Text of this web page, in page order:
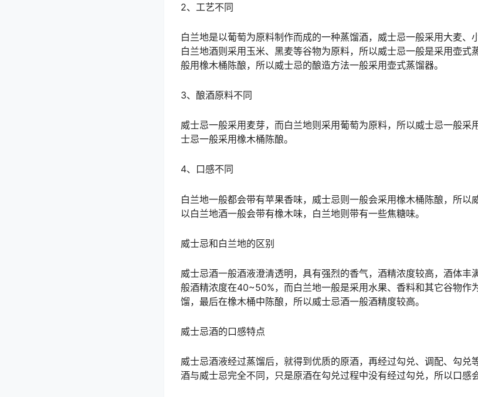
2、工艺不同
白兰地是以葡萄为原料制作而成的一种蒸馏酒，威士忌一般采用大麦、
白兰地酒则采用玉米、黑麦等谷物为原料，所以威士忌一般是采用壶式
般用橡木桶陈酿，所以威士忌的酿造方法一般采用壶式蒸馏器。
3、酿酒原料不同
威士忌一般采用麦芽，而白兰地则采用葡萄为原料，所以威士忌一般采
士忌一般采用橡木桶陈酿。
4、口感不同
白兰地一般都会带有苹果香味，威士忌则一般会采用橡木桶陈酿，所以
以白兰地酒一般会带有橡木味，白兰地则带有一些焦糖味。
威士忌和白兰地的区别
威士忌酒一般酒液澄清透明，具有强烈的香气，酒精浓度较高，酒体丰
般酒精浓度在40~50%，而白兰地一般是采用水果、香料和其它谷物作
馏，最后在橡木桶中陈酿，所以威士忌酒一般酒精度较高。
威士忌酒的口感特点
威士忌酒液经过蒸馏后，就得到优质的原酒，再经过勾兑、调配、勾兑
酒与威士忌完全不同，只是原酒在勾兑过程中没有经过勾兑，所以口感